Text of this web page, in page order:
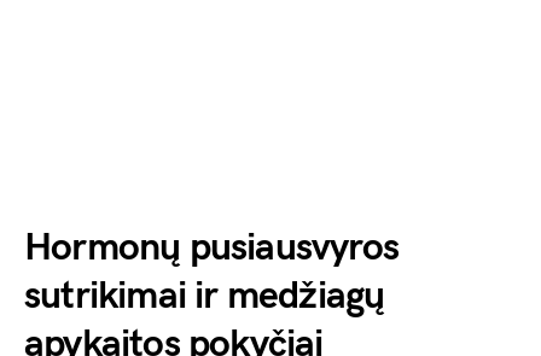
Hormonų pusiausvyros
sutrikimai ir medžiagų
apykaitos pokyčiai